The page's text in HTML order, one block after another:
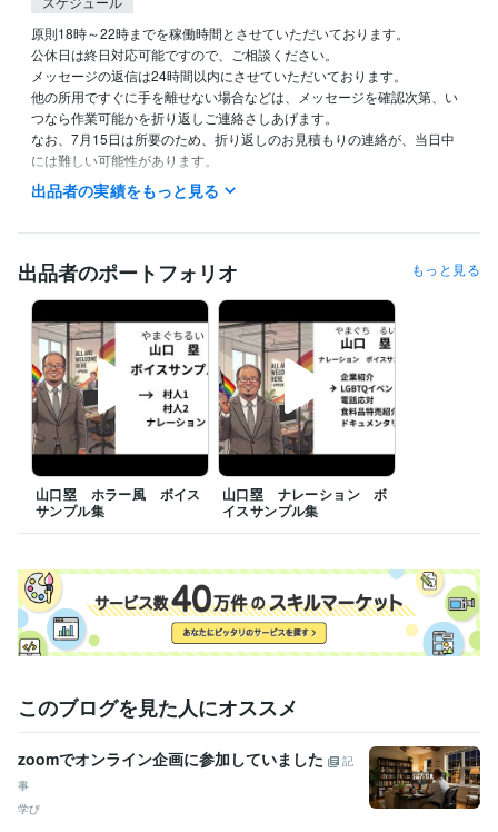
原則18時～22時までを稼働時間とさせていただいております。
公休日は終日対応可能ですので、ご相談ください。
メッセージの返信は24時間以内にさせていただいております。
他の所用ですぐに手を離せない場合などは、メッセージを確認次第、い
つなら作業可能かを折り返しご連絡さしあげます。
なお、7月15日は所要のため、折り返しのお見積もりの連絡が、当日中
には難しい可能性があります。
それ以外の日であれば、メッセージを確認次第、お見積もりが可能で
す。
クリエイター / ライター・編集 経験年数 : 13年
クリエイター / 声優・ナレーター
ライフスタイル・その他 / イベント司会
経験年数 : 32年
資格・検定
普通自動車第一種運転免許 取得年 : 1995年
食品衛生責任者 取得年 : 2011年
丙種危険物取扱者 取得年 : 2011年
音楽制作・ナレーション ナレーション
音楽制作・ナレーション キャラクターボイス
出品者の実績をもっと見る
出品者のポートフォリオ もっと見る
山口塁 ホラー風 ボイス
サンプル集
山口塁 ナレーション ボ
イスサンプル集
このブログを見た人にオススメ
zoomでオンライン企画に参加していました
記
事
学び